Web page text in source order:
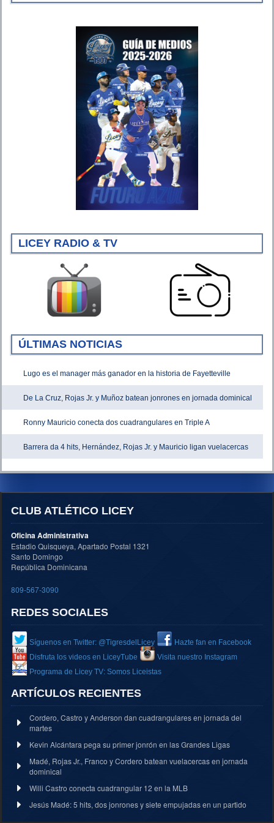
LICEY RADIO & TV
ÚLTIMAS NOTICIAS
Lugo es el manager más ganador en la historia de Fayetteville
De La Cruz, Rojas Jr. y Muñoz batean jonrones en jornada dominical
Ronny Mauricio conecta dos cuadrangulares en Triple A
Barrera da 4 hits, Hernández, Rojas Jr. y Mauricio ligan vuelacercas
CLUB ATLÉTICO LICEY
Oficina Administrativa
Estadio Quisqueya, Apartado Postal 1321
Santo Domingo
República Dominicana
809-567-3090
REDES SOCIALES
Síguenos en Twitter: @TigresdelLicey
Hazte fan en Facebook
Disfruta los videos en LiceyTube
Visita nuestro Instagram
Programa de Licey TV: Somos Liceistas
ARTÍCULOS RECIENTES
Cordero, Castro y Anderson dan cuadrangulares en jornada del
martes
Kevin Alcántara pega su primer jonrón en las Grandes Ligas
Madé, Rojas Jr., Franco y Cordero batean vuelacercas en jornada
dominical
Willi Castro conecta cuadrangular 12 en la MLB
Jesús Madé: 5 hits, dos jonrones y siete empujadas en un partido